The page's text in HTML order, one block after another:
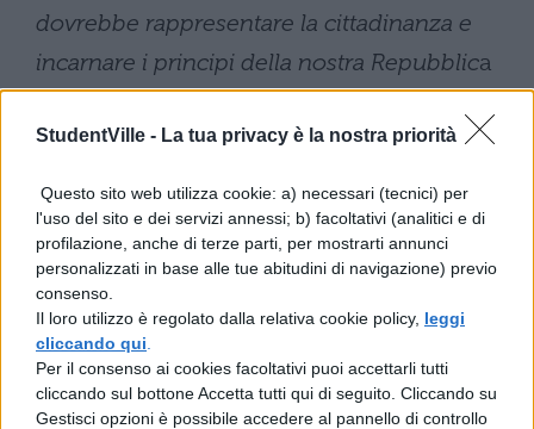
StudentVille - La tua privacy è la nostra priorità
Questo sito web utilizza cookie: a) necessari (tecnici) per
l'uso del sito e dei servizi annessi; b) facoltativi (analitici e di
profilazione, anche di terze parti, per mostrarti annunci
personalizzati in base alle tue abitudini di navigazione) previo
consenso.
Il loro utilizzo è regolato dalla relativa cookie policy, leggi
cliccando qui
Per il consenso ai cookies facoltativi puoi accettarli tutti
cliccando sul bottone Accetta tutti qui di seguito. Cliccando su
Gestisci opzioni è possibile accedere al pannello di controllo
dovrebbe rappresentare la cittadinanza e
incarnare i principi della nostra Repubblica
– aveva commentato Giusi Delvecchio,
presidente locale dell’Associazione dei
condividere un’ideologia impregnata di odio
e che ha contribuito all’uccisione di milioni
di persone in Italia e nel mondo. Ci
chiediamo se un uomo del genere sia in
grado di rappresentare la nostra Repubblica
e la sua Costituzione antifascista nata dalla